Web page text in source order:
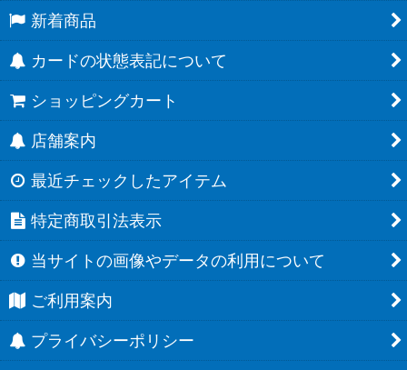
新着商品
カードの状態表記について
ショッピングカート
店舗案内
最近チェックしたアイテム
特定商取引法表示
当サイトの画像やデータの利用について
ご利用案内
プライバシーポリシー